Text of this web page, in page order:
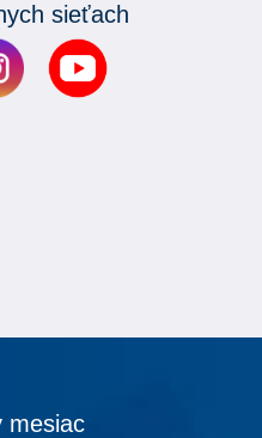
sieťach
mesiac